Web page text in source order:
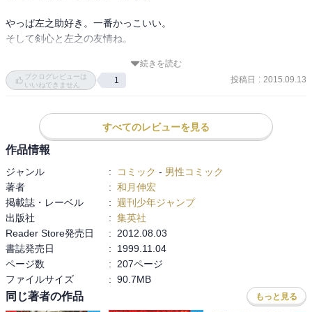
読んでいる途中は、この人なんか好きになれないなーと思うキャラ
もいたけれど、いま振り返ると、なんだかんだ言ってみんな好きか
も、みたいな気持ち。甲乙つけがたし。
・雑魚戦おわって、縁登場。ただの敵討ちじゃなくて生き地獄を味
わわせるということで、薫をさらってしまう。
・と思ったらなんと薫、殺されていた。葬儀も執り行われる。剣
心、崩壊。失踪。落人群（らくにんむら）で発見される。
・敵討ってやろうぜと左之助など訪れるが、脱け殻状態。左之助、
去る。
・操と蒼紫、京都から到着。蒼紫、薫の死を不審に思い調査し、遺
体が偽物であることを突き止めた。薫生きてる！蒼紫vs外印で蒼紫
の勝ち。
・斎藤から情報をもらったりしながら、操&弥彦の若者コンビ、薫と
縁の居場所探す。
・で、それはまだ見つからないんだが、鯨波が暴れだしたのを弥彦
が食い止めようとする。燕ちゃんが、弥彦を助けてくれと、落人群
やっぱ左之助好き。一番かっこいい。
そして剣心と左之の友情ね。
唯一の 友人 っていうとこ大好き。
ありがとうございました、るろ剣。
続きを読む
ブクログレビューは
いいねできません
1 投稿日 : 2015.09.13
すべてのレビューを見る
作品情報
ジャンル : コミック - 男性コミック
著者
: 和月伸宏
掲載誌・レーベル
: 週刊少年ジャンプ
出版社
: 集英社
Reader Store発売日
:
2012.08.03
書誌発売日
:
1999.11.04
ページ数
:
207ページ
ファイルサイズ
: 90.7MB
同じ著者の作品 もっと見る